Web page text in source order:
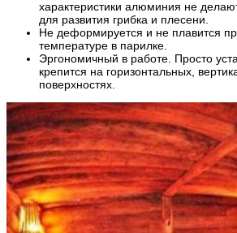
характеристики алюминия не
для развития грибка и плесени.
Не деформируется и не плавится
температуре в парилке.
Эргономичный в работе. Просто
крепится на горизонтальных,
поверхностях.